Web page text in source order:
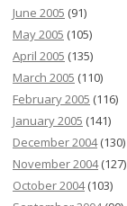
June 2005 (91)
May 2005 (105)
April 2005 (135)
March 2005 (110)
February 2005 (116)
January 2005 (141)
December 2004(130)
November 2004(127)
October 2004(103)